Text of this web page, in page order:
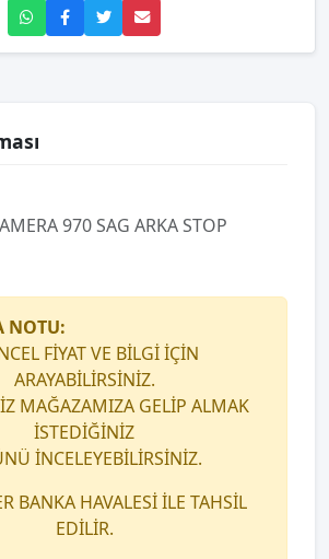
970 SAG ARKA STOP
NOTU:
FİYAT VE BİLGİ İÇİN
ARAYABİLİRSİNİZ.
MAĞAZAMIZA GELİP ALMAK
İSTEDİĞİNİZ
İNCELEYEBİLİRSİNİZ.
BANKA HAVALESİ İLE TAHSİL
EDİLİR.